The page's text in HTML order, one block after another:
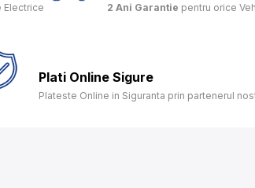
Electrice 2 Ani Garantie pentru orice
Plati Online Sigure
Plateste Online in Siguranta prin partenerul